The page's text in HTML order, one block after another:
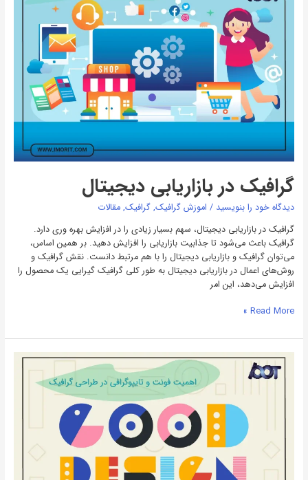
گرافیک در بازاریابی دیجیتال
دیدگاه‌ خود را بنویسید / اموزش گرافیک, گرافیک, مقالات
گرافیک در بازاریابی دیجیتال، سهم بسیار زیادی را در افزایش بهره وری دارد.
گرافیک باعث می‌شود تا جذابیت بازاریابی را افزایش دهید. بر همین اساس،
می‌توان گرافیک و بازاریابی دیجیتال را با هم مرتبط دانست. نقش گرافیک و
روش‌های اعمال در بازاریابی دیجیتال به طور کلی گرافیک گیرایی یک محصول را
افزایش می‌دهد، این امر
بازاریابی
دیجیتال
Read More »
نقش
تایپوگرافی
فونت
گرافیک